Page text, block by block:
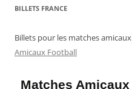
BILLETS FRANCE
Billets pour les matches amicaux
Amicaux Football